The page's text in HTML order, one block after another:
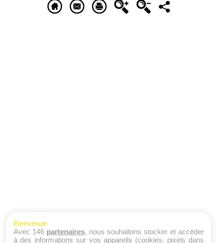
Bienvenue
Avec 146 partenaires, nous souhaitons stocker et accéder
à des informations sur vos appareils (cookies, pixels dans